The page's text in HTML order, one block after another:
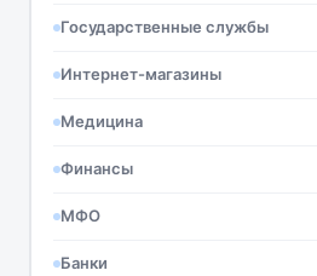
Государственные службы
Интернет-магазины
Медицина
Финансы
МФО
Банки